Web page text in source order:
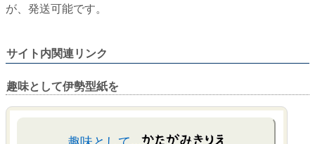
が、発送可能です。
サイト内関連リンク
趣味として伊勢型紙を